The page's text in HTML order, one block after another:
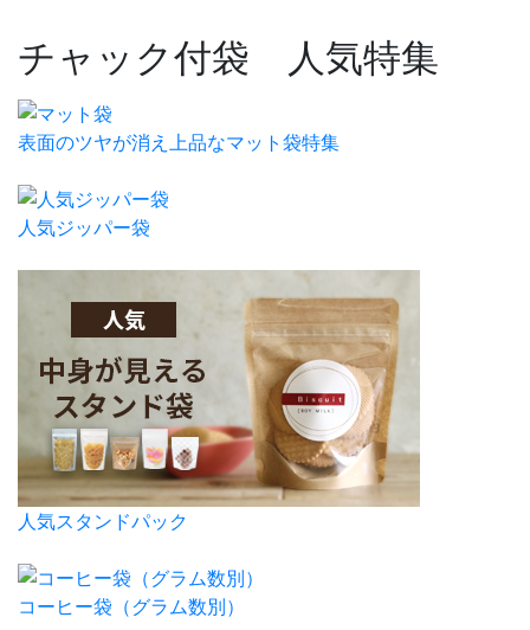
チャック付袋 人気特集
表面のツヤが消え上品なマット袋特集
人気ジッパー袋
人気スタンドパック
コーヒー袋（グラム数別）